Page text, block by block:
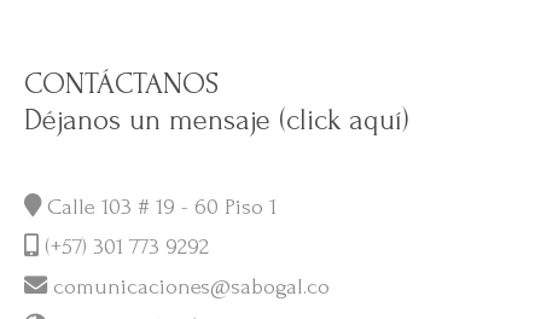
CONTÁCTANOS
Déjanos un mensaje (click aquí)
Calle 103 # 19 - 60 Piso 1
(+57) 301 773 9292
comunicaciones@sabogal.co